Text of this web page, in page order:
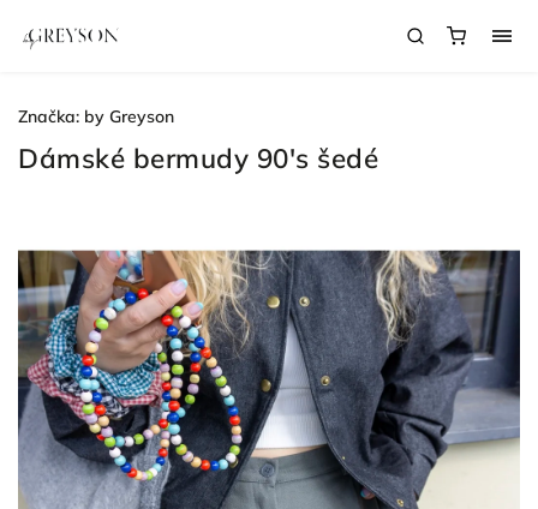
Dámské bermudy 90's šedé
Značka: by Greyson